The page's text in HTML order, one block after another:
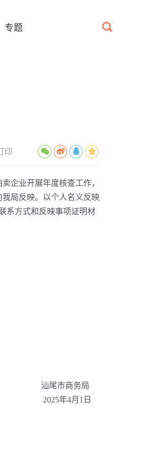
专题
印
企业开展年度核查工作，
局反映。以个人名义反映
系方式和反映事项证明材
汕尾市商务局
2025年4月1日